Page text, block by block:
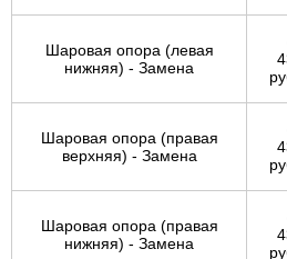
Шаровая опора (левая
нижняя) - Замена
Шаровая опора (правая
верхняя) - Замена
Шаровая опора (правая
нижняя) - Замена